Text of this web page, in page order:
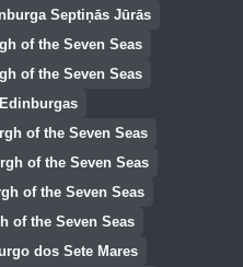
Septiņās Jūrās
of the Seven Seas
of the Seven Seas
of the Seven Seas
of the Seven Seas
of the Seven Seas
of the Seven Seas
dos Sete Mares